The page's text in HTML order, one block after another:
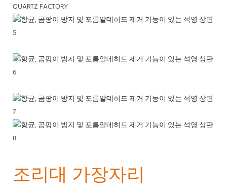
QUARTZ FACTORY
조리대 가장자리